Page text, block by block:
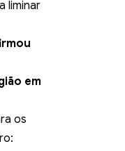
liminar
em
os